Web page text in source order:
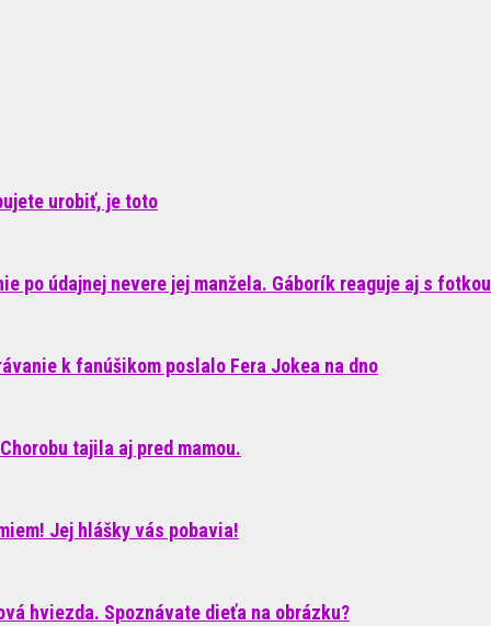
urobiť, je toto
po údajnej nevere jej manžela. Gáborík reaguje aj s fotkou
k fanúšikom poslalo Fera Jokea na dno
tajila aj pred mamou.
Jej hlášky vás pobavia!
hviezda. Spoznávate dieťa na obrázku?